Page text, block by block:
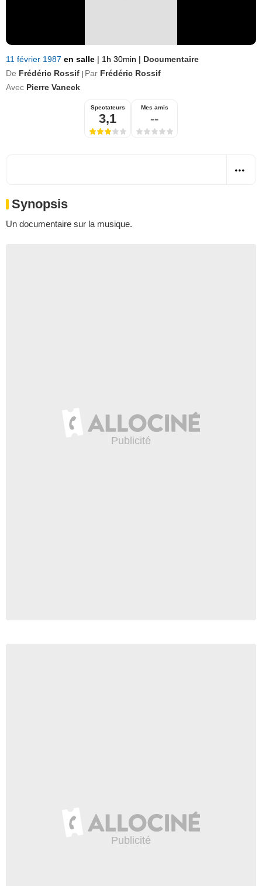
11 février 1987 en salle | 1h 30min | Documentaire
De Frédéric Rossif Par Frédéric Rossif
Avec Pierre Vaneck
Spectateurs
3,1
Mes amis
--
Synopsis
Un documentaire sur la musique.